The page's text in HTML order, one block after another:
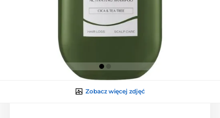
Zobacz więcej zdjęć